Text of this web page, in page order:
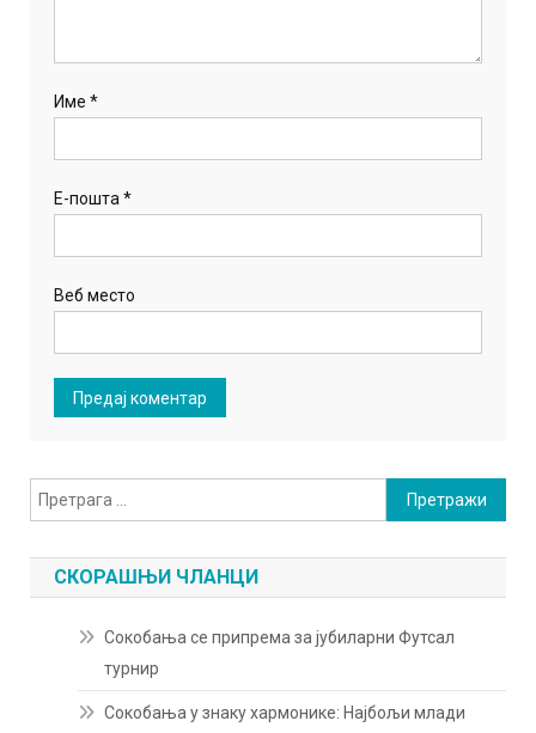
Име*
Е-пошта*
Веб место
Претрага
за:
СКОРАШЊИ ЧЛАНЦИ
Сокобања се припрема за јубиларни Футсал
турнир
Сокобања у знаку хармонике: Најбољи млади